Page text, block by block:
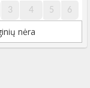
3 4 5 6
nėra